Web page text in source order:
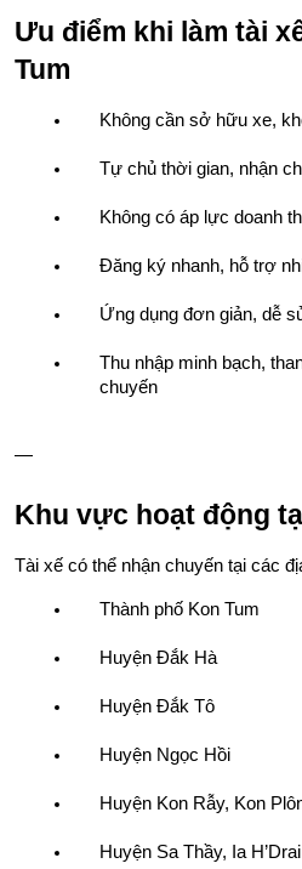
Ưu điểm khi làm tài
Tum
Không cần sở hữu xe,
Tự chủ thời gian, nhận
Không có áp lực doanh
Đăng ký nhanh, hỗ trợ
Ứng dụng đơn giản, dễ
Thu nhập minh bạch,
chuyến
—
Khu vực hoạt động
Tài xế có thể nhận chuyến tại các
Thành phố Kon Tum
Huyện Đắk Hà
Huyện Đắk Tô
Huyện Ngọc Hồi
Huyện Kon Rẫy, Kon
Huyện Sa Thầy, Ia H’Drai